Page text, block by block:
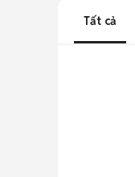
Tất cả